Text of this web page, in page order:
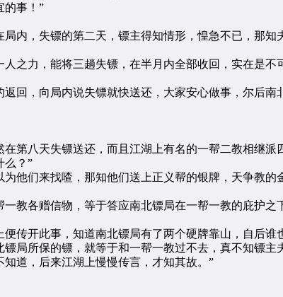
事！”
，失镖的第二天，镖主得知情形，惶急不已，那知
力，能将三趟失镖，在半月内全部收回，实在是不
，向局内说失镖就快送还，大家安心做事，尔后南
第八天失镖送还，而且江湖上有名的一帮二教相继
？”
们来找喳，那知他们送上正义帮的银牌，天争教的
教各赠信物，等于答应南北镖局在一帮一教的庇护之
开此事，知道南北镖局有了两个硬牌靠山，自后谁
所保的镖，就等于和一帮一教过不去，真不知镖主
道，后来江湖上慢慢传言，才知其故。”